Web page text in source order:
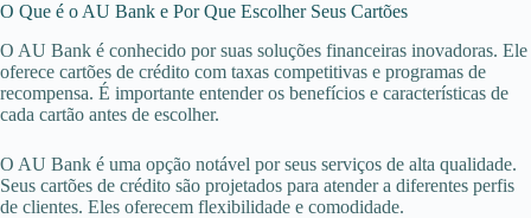
O Que é o AU Bank e Por Que Escolher Seus Cartões
O AU Bank é conhecido por suas soluções financeiras inovadoras. Ele
oferece cartões de crédito com taxas competitivas e programas de
recompensa. É importante entender os benefícios e características de
cada cartão antes de escolher.
O AU Bank é uma opção notável por seus serviços de alta qualidade.
Seus cartões de crédito são projetados para atender a diferentes perfis
de clientes. Eles oferecem flexibilidade e comodidade.